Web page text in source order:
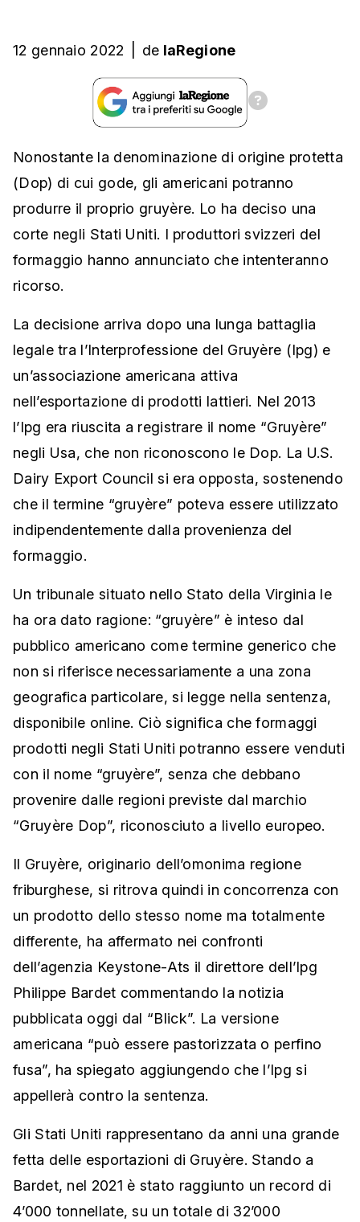
12 gennaio 2022 de laRegione
Nonostante la denominazione di origine protetta
(Dop) di cui gode, gli americani potranno
produrre il proprio gruyère. Lo ha deciso una
corte negli Stati Uniti. I produttori svizzeri del
formaggio hanno annunciato che intenteranno
ricorso.
La decisione arriva dopo una lunga battaglia
legale tra l’Interprofessione del Gruyère (Ipg) e
un’associazione americana attiva
nell’esportazione di prodotti lattieri. Nel 2013
l’Ipg era riuscita a registrare il nome “Gruyère”
negli Usa, che non riconoscono le Dop. La U.S.
Dairy Export Council si era opposta, sostenendo
che il termine “gruyère” poteva essere utilizzato
indipendentemente dalla provenienza del
formaggio.
Un tribunale situato nello Stato della Virginia le
ha ora dato ragione: “gruyère” è inteso dal
pubblico americano come termine generico che
non si riferisce necessariamente a una zona
geografica particolare, si legge nella sentenza,
disponibile online. Ciò significa che formaggi
prodotti negli Stati Uniti potranno essere venduti
con il nome “gruyère”, senza che debbano
provenire dalle regioni previste dal marchio
“Gruyère Dop”, riconosciuto a livello europeo.
Il Gruyère, originario dell’omonima regione
friburghese, si ritrova quindi in concorrenza con
un prodotto dello stesso nome ma totalmente
differente, ha affermato nei confronti
dell’agenzia Keystone-Ats il direttore dell’Ipg
Philippe Bardet commentando la notizia
pubblicata oggi dal “Blick”. La versione
americana “può essere pastorizzata o perfino
fusa”, ha spiegato aggiungendo che l’Ipg si
appellerà contro la sentenza.
Gli Stati Uniti rappresentano da anni una grande
fetta delle esportazioni di Gruyère. Stando a
Bardet, nel 2021 è stato raggiunto un record di
4’000 tonnellate, su un totale di 32’000